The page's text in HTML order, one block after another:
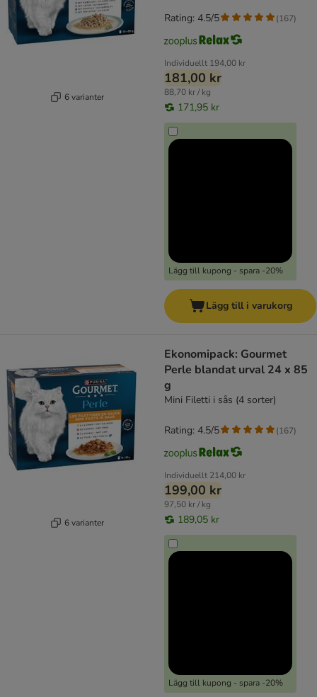
6 varianter
Individuellt 194,00 kr
181,00 kr
88,70 kr / kg
171,95 kr
Lägg till kupong - spara -20%
Rating: 4.5/5 (167)
Lägg till i varukorg
6 varianter
Ekonomipack: Gourmet
Perle blandat urval 24 x 85
g
Mini Filetti i sås (4 sorter)
Individuellt 214,00 kr
199,00 kr
97,50 kr / kg
189,05 kr
Lägg till kupong - spara -20%
Rating: 4.5/5 (167)